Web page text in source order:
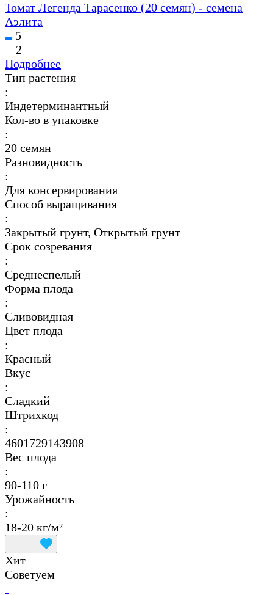
Томат Легенда Тарасенко (20 семян) - семена
Аэлита
5
2
Подробнее
Тип растения
:
Индетерминантный
Кол-во в упаковке
:
20 семян
Разновидность
:
Для консервирования
Способ выращивания
:
Закрытый грунт, Открытый грунт
Срок созревания
:
Среднеспелый
Форма плода
:
Сливовидная
Цвет плода
:
Красный
Вкус
:
Сладкий
Штрихкод
:
4601729143908
Вес плода
:
90-110 г
Урожайность
:
18-20 кг/м²
Хит
Советуем